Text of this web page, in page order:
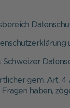
Schweizer
gem. Art. 4
Fragen haben,